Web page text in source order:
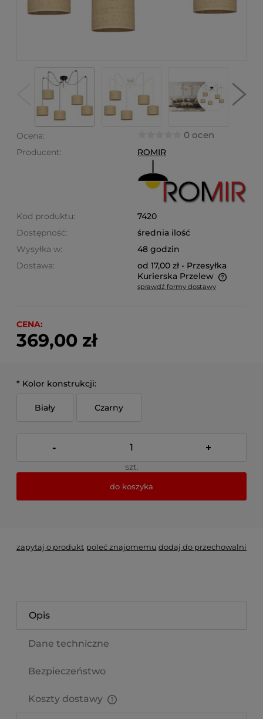
Ocena: 0 ocen
Producent: ROMIR
Kod produktu:
7420
Dostępność:
średnia ilość
Wysyłka w:
48 godzin
Dostawa:
od 17,00 zł - Przesyłka
Kurierska Przelew
Cena nie zawiera ewentualnych kosztów płatności
sprawdź formy dostawy
CENA:
369,00 zł
* Kolor konstrukcji:
Biały Czarny
- +
szt.
do koszyka
zapytaj o produkt poleć znajomemu dodaj do przechowalni
Opis
Dane techniczne
Bezpieczeństwo
Koszty dostawy